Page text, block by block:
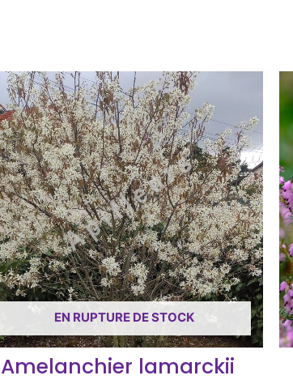
EN RUPTURE DE STOCK
Amelanchier lamarckii